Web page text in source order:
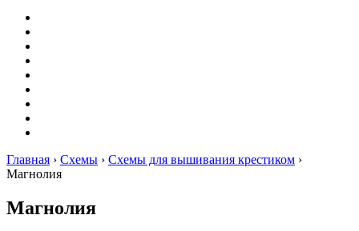
Главная › Схемы › Схемы для вышивания крестиком ›
Магнолия
Магнолия